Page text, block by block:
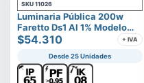
SKU 11026
Luminaria Pública 200w
Faretto Ds1 Al 1% Modelo
Calisto
$54.310 + IVA
Desde 25 Unidades